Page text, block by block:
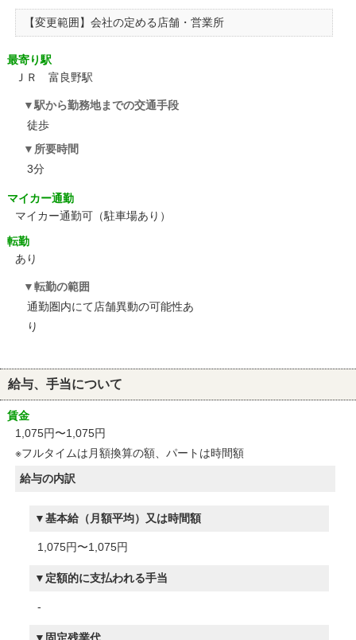
【変更範囲】会社の定める店舗・営業所
最寄り駅
ＪＲ 富良野駅
駅から勤務地までの交通手段
徒歩
所要時間
3分
マイカー通勤
マイカー通勤可（駐車場あり）
転勤
あり
転勤の範囲
通勤圏内にて店舗異動の可能性あ
り
給与、手当について
賃金
1,075円〜1,075円
※フルタイムは月額換算の額、パートは時間額
給与の内訳
基本給（月額平均）又は時間額
1,075円〜1,075円
定額的に支払われる手当
-